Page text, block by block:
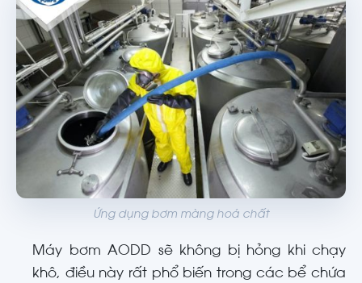
Ứng dụng bơm màng hoá chất
Máy bơm AODD sẽ không bị hỏng khi chạy
khô, điều này rất phổ biến trong các bể chứa